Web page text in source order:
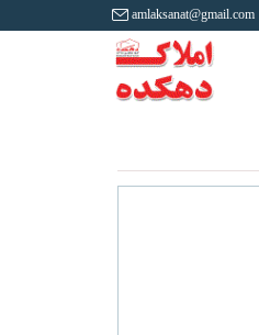
amlaksanat@gmail.com